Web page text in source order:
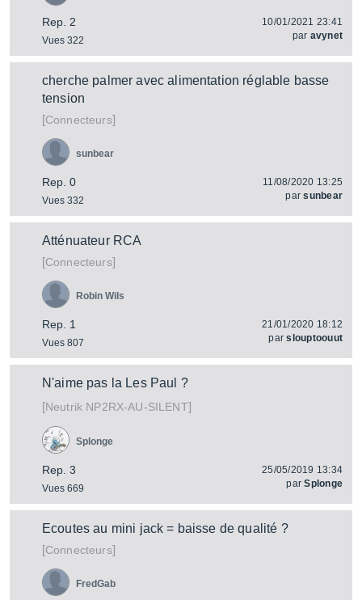
Rep. 2
Vues 322
10/01/2021 23:41
par avynet
cherche palmer avec alimentation réglable basse
tension
[Connecteurs]
Rep. 0
Vues 332
sunbear
11/08/2020 13:25
parsunbear
Atténuateur RCA
[Connecteurs]
Rep. 1
Vues 807
Robin Wils
21/01/2020 18:12
parslouptoouut
N'aime pas la Les Paul ?
[Neutrik NP2RX-AU-SILENT]
Rep. 3
Vues 669
Splonge
25/05/2019 13:34
parSplonge
Ecoutes au mini jack = baisse de qualité ?
[Connecteurs]
FredGab